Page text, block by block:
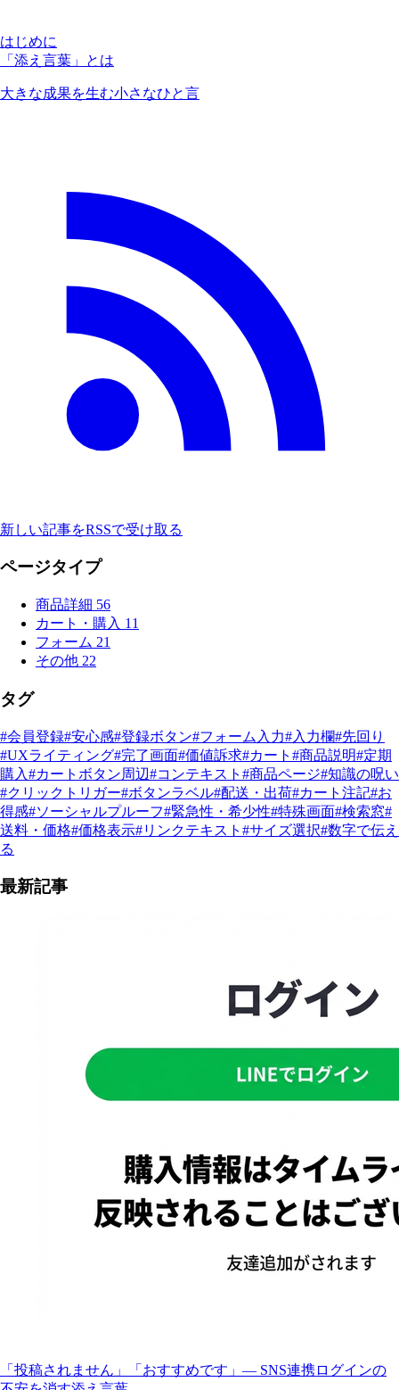
はじめに
「添え言葉」とは
大きな成果を生む小さなひと言
新しい記事をRSSで受け取る
ページタイプ
商品詳細 56
カート・購入 11
フォーム 21
その他 22
タグ
#会員登録#安心感#登録ボタン#フォーム入力#入力欄#先回り
#UXライティング#完了画面#価値訴求#カート #商品説明#定期
購入#カートボタン周辺#コンテキスト #商品ページ#知識の呪い
#クリックトリガー#ボタンラベル#配送・出荷#カート注記#お
得感#ソーシャルプルーフ#緊急性・希少性#特殊画面#検索窓#
送料・価格#価格表示#リンクテキスト #サイズ選択#数字で伝え
る
最新記事
「投稿されません」「おすすめです」— SNS連携ログインの